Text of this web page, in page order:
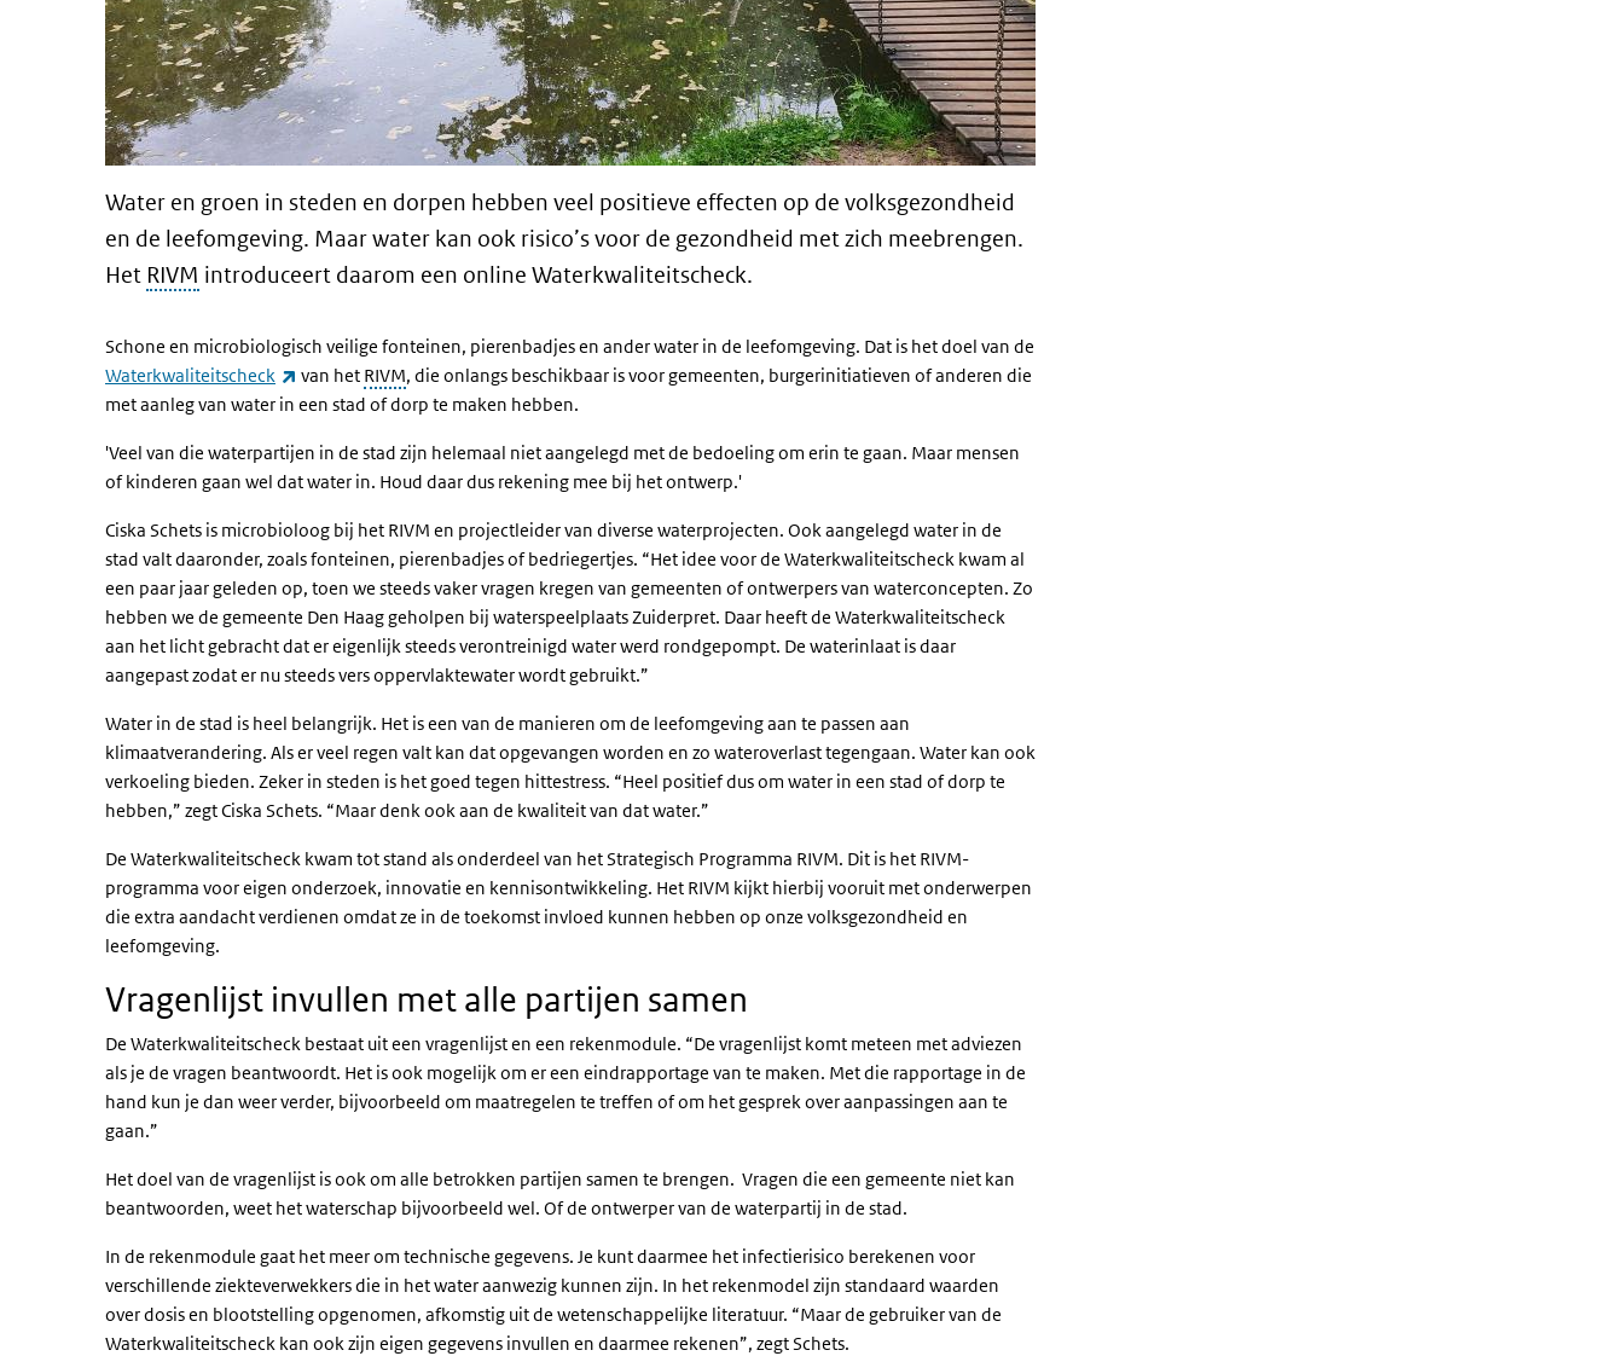
Water en groen in steden en dorpen hebben veel positieve effecten op de volksgezondheid
en de leefomgeving. Maar water kan ook risico’s voor de gezondheid met zich meebrengen.
Het RIVM introduceert daarom een online Waterkwaliteitscheck.
Schone en microbiologisch veilige fonteinen, pierenbadjes en ander water in de leefomgeving. Dat is het doel van de
Waterkwaliteitscheck
(externe link)
van het RIVM, die onlangs beschikbaar is voor gemeenten, burgerinitiatieven of anderen die
met aanleg van water in een stad of dorp te maken hebben.
'Veel van die waterpartijen in de stad zijn helemaal niet aangelegd met de bedoeling om erin te gaan. Maar mensen
of kinderen gaan wel dat water in. Houd daar dus rekening mee bij het ontwerp.'
Ciska Schets is microbioloog bij het RIVM en projectleider van diverse waterprojecten. Ook aangelegd water in de
stad valt daaronder, zoals fonteinen, pierenbadjes of bedriegertjes. “Het idee voor de Waterkwaliteitscheck kwam al
een paar jaar geleden op, toen we steeds vaker vragen kregen van gemeenten of ontwerpers van waterconcepten. Zo
hebben we de gemeente Den Haag geholpen bij waterspeelplaats Zuiderpret. Daar heeft de Waterkwaliteitscheck
aan het licht gebracht dat er eigenlijk steeds verontreinigd water werd rondgepompt. De waterinlaat is daar
aangepast zodat er nu steeds vers oppervlaktewater wordt gebruikt.”
Water in de stad is heel belangrijk. Het is een van de manieren om de leefomgeving aan te passen aan
klimaatverandering. Als er veel regen valt kan dat opgevangen worden en zo wateroverlast tegengaan. Water kan ook
verkoeling bieden. Zeker in steden is het goed tegen hittestress. “Heel positief dus om water in een stad of dorp te
hebben,” zegt Ciska Schets. “Maar denk ook aan de kwaliteit van dat water.”
De Waterkwaliteitscheck kwam tot stand als onderdeel van het Strategisch Programma RIVM. Dit is het RIVM-
programma voor eigen onderzoek, innovatie en kennisontwikkeling. Het RIVM kijkt hierbij vooruit met onderwerpen
die extra aandacht verdienen omdat ze in de toekomst invloed kunnen hebben op onze volksgezondheid en
leefomgeving.
Vragenlijst invullen met alle partijen samen
De Waterkwaliteitscheck bestaat uit een vragenlijst en een rekenmodule. “De vragenlijst komt meteen met adviezen
als je de vragen beantwoordt. Het is ook mogelijk om er een eindrapportage van te maken. Met die rapportage in de
hand kun je dan weer verder, bijvoorbeeld om maatregelen te treffen of om het gesprek over aanpassingen aan te
gaan.”
Het doel van de vragenlijst is ook om alle betrokken partijen samen te brengen. Vragen die een gemeente niet kan
beantwoorden, weet het waterschap bijvoorbeeld wel. Of de ontwerper van de waterpartij in de stad.
In de rekenmodule gaat het meer om technische gegevens. Je kunt daarmee het infectierisico berekenen voor
verschillende ziekteverwekkers die in het water aanwezig kunnen zijn. In het rekenmodel zijn standaard waarden
over dosis en blootstelling opgenomen, afkomstig uit de wetenschappelijke literatuur. “Maar de gebruiker van de
Waterkwaliteitscheck kan ook zijn eigen gegevens invullen en daarmee rekenen”, zegt Schets.